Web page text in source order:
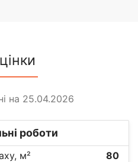
на 25.04.2026
роботи
м² 80